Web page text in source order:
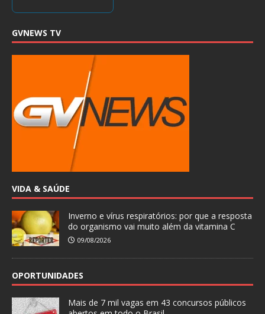
GVNEWS TV
VIDA & SAÚDE
Inverno e vírus respiratórios: por que a resposta
do organismo vai muito além da vitamina C
09/08/2026
OPORTUNIDADES
Mais de 7 mil vagas em 43 concursos públicos